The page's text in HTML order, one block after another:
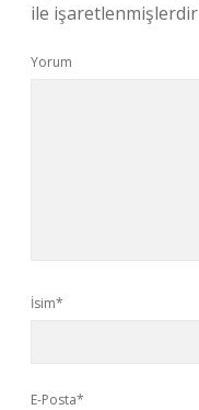
ile işaretlenmişlerdir
Yorum
İsim*
E-Posta*